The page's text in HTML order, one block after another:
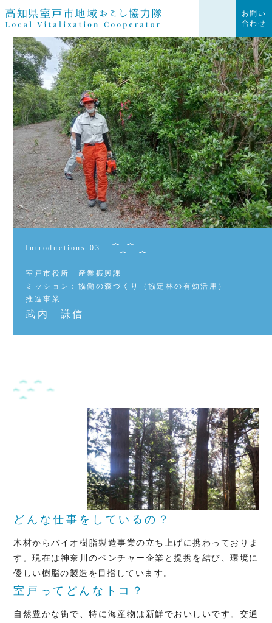
お問い
合わせ
Introductions 03
室戸市役所 産業振興課
ミッション：協働の森づくり（協定林の有効活用）
推進事業
武内 謙信
どんな仕事をしているの？
木材からバイオ樹脂製造事業の立ち上げに携わっておりま
す。現在は神奈川のベンチャー企業と提携を結び、環境に
優しい樹脂の製造を目指しています。
室戸ってどんなトコ？
自然豊かな街で、特に海産物は新鮮でおいしいです。交通